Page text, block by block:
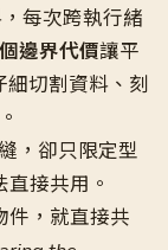
每次跨執行緒
邊界代價讓平
細切割資料、刻
，卻只限定型
接共用。
件，就直接共